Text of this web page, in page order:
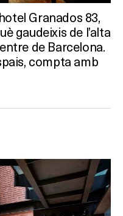
Granados 83,
gaudeixis de l’alta
de Barcelona.
compta amb